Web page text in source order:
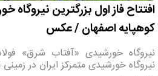
افتتاح فاز اول بزرگترین نیروگاه
کوهپایه اصفهان / عکس
نیروگاه خورشیدی «آفتاب شرق»
نیروگاه خورشیدی متمرکز ایران در زمینی به